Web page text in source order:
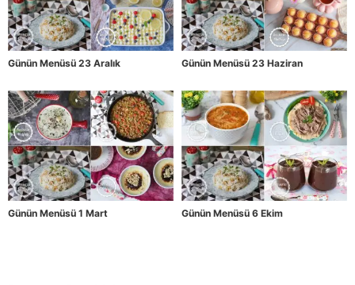
Günün Menüsü 23 Aralık Günün Menüsü 23 Haziran
Günün Menüsü 1 Mart Günün Menüsü 6 Ekim